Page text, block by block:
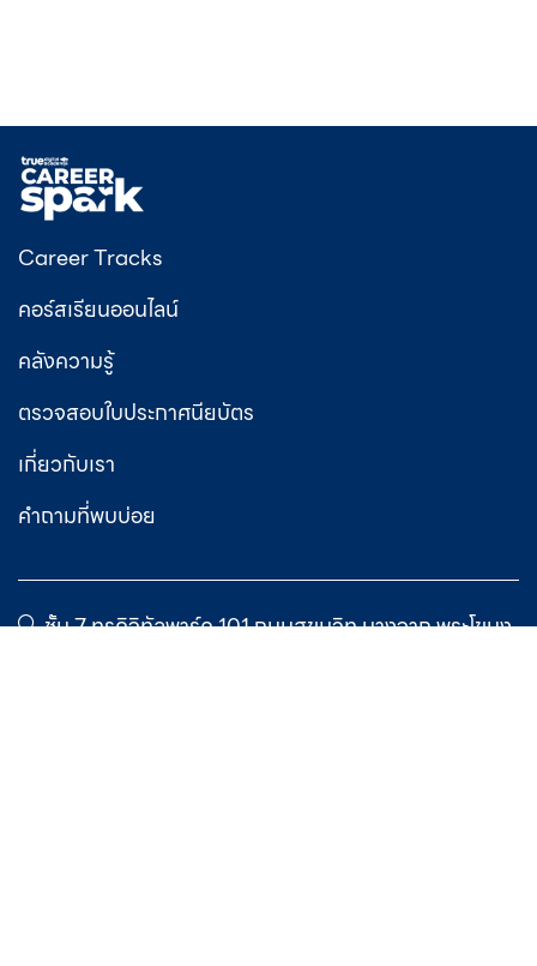
Career Tracks
คอร์สเรียนออนไลน์
คลังความรู้
ตรวจสอบใบประกาศนียบัตร
เกี่ยวกับเรา
คำถามที่พบบ่อย
ชั้น 7 ทรูดิจิทัลพาร์ค 101 ถนนสุขุมวิท บางจาก พระโขนง